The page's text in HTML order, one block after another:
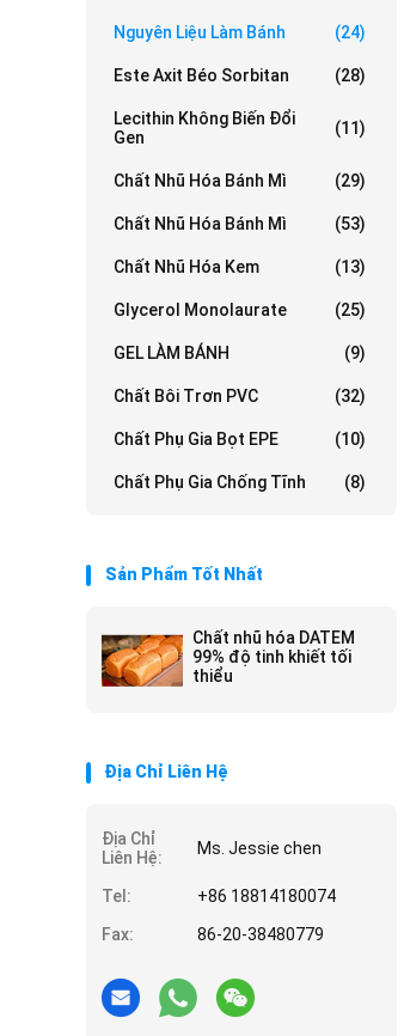
Nguyên Liệu Làm Bánh (24)
Este Axit Béo Sorbitan (28)
Lecithin Không Biến Đổi
Gen
(11)
Chất Nhũ Hóa Bánh Mì (29)
Chất Nhũ Hóa Bánh Mì (53)
Chất Nhũ Hóa Kem (13)
Glycerol Monolaurate (25)
GEL LÀM BÁNH (9)
Chất Bôi Trơn PVC (32)
Chất Phụ Gia Bọt EPE (10)
Chất Phụ Gia Chống Tĩnh (8)
Sản Phẩm Tốt Nhất
Chất nhũ hóa DATEM
99% độ tinh khiết tối
thiểu
Địa Chỉ Liên Hệ
Địa Chỉ
Liên Hệ:
Ms. Jessie chen
Tel:
+86 18814180074
Fax:
86-20-38480779